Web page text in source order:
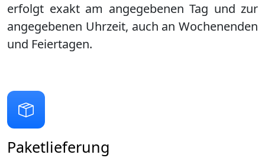
erfolgt exakt am angegebenen Tag und zur
angegebenen Uhrzeit, auch an Wochenenden
und Feiertagen.
Paketlieferung